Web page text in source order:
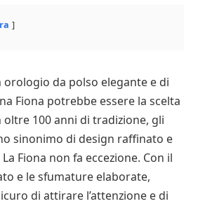
orologio da polso elegante e di
Fiona potrebbe essere la scelta
100 anni di tradizione, gli
sinonimo di design raffinato e
Fiona non fa eccezione. Con il
e le sfumature elaborate,
di attirare l’attenzione e di